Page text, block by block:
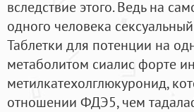
вследствие этого. Ведь на
одного человека
Таблетки для потенции на
метаболитом сиалис форте
метилкатехолглюкуронид,
отношении ФДЭ5, чем